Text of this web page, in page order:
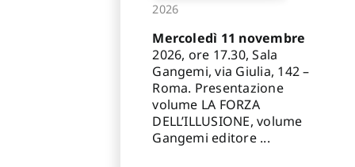
2026
Mercoledì 11 novembre
2026, ore 17.30, Sala
Gangemi, via Giulia, 142 –
Roma. Presentazione
volume LA FORZA
DELL’ILLUSIONE, volume
Gangemi editore ...